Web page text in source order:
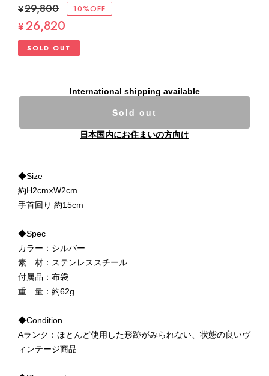
¥29,800 10%OFF
¥26,820
SOLD OUT
International shipping available
Sold out
日本国内にお住まいの方向け
◆Size
約H2cm×W2cm
手首回り 約15cm
◆Spec
カラー：シルバー
素 材：ステンレススチール
付属品：布袋
重 量：約62g
◆Condition
Aランク：ほとんど使用した形跡がみられない、状態の良いヴ
ィンテージ商品